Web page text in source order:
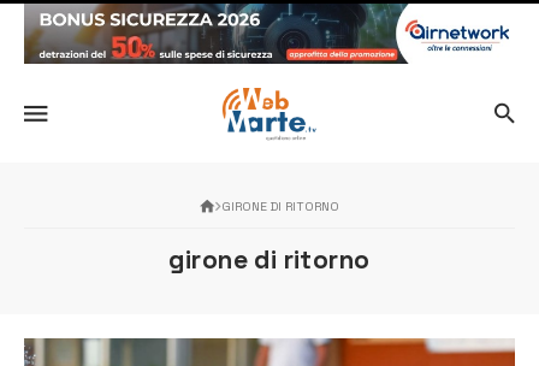
GIRONE DI RITORNO
girone di ritorno